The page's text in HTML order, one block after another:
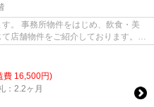
。 事務所物件をはじめ、飲食・美
店舗物件をご紹介しております。
費 16,500円)
：2.2ヶ月